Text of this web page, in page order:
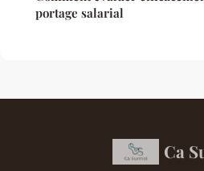
portage salarial
Ca